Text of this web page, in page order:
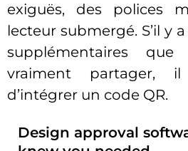
exiguës, des polices
lecteur submergé. S’il y
supplémentaires que
vraiment partager,
d’intégrer un code QR.
Design approval